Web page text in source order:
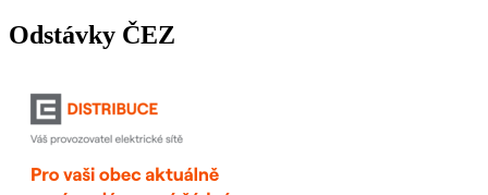
Odstávky ČEZ